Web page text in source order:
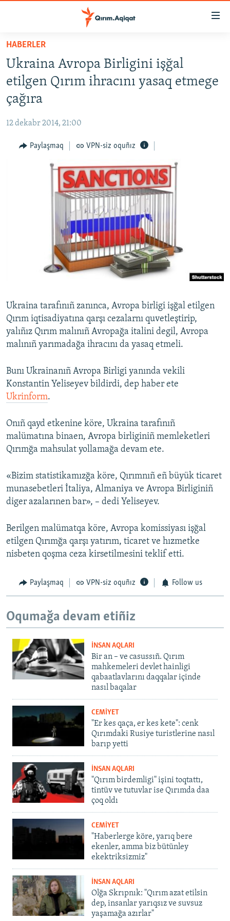
Esas
qaytmaq
Baş
navigatsiyağa
qaytmaq
Qıdıruvğa
HABERLER
SİYASET
İQTİSADİYAT
MEDENİYET
İNSAN AQLARI
Українською
RFE/RS bütün saytları
HABERLER
Ukraina Avropa Birligini işğal
etilgen Qırım ihracını yasaq etmege
çağıra
12 dekabr 2014, 21:00
Paylaşmaq VPN-siz oquñız
Ukraina tarafınıñ zanınca, Avropa birligi işğal etilgen
Qırım iqtisadiyatına qarşı cezalarnı quvetleştirip,
yalıñız Qırım malınıñ Avropağa italini degil, Avropa
malınıñ yarımadağa ihracını da yasaq etmeli.
Bunı Ukrainanıñ Avropa Birligi yanında vekili
Konstantin Yeliseyev bildirdi, dep haber ete
Ukrinform.
Onıñ qayd etkenine köre, Ukraina tarafınıñ
malümatına binaen, Avropa birliginiñ memleketleri
Qırımğa mahsulat yollamağa devam ete.
«Bizim statistikamızğa köre, Qırımnıñ eñ büyük ticaret
munasebetleri İtaliya, Almaniya ve Avropa Birliginiñ
diger azalarınen bar», – dedi Yeliseyev.
Berilgen malümatqa köre, Avropa komissiyası işğal
etilgen Qırımğa qarşı yatırım, ticaret ve hızmetke
nisbeten qoşma ceza kirsetilmesini teklif etti.
Paylaşmaq VPN-siz oquñız Follow us
Oqumağa devam etiñiz
İNSAN AQLARI
Bir an – ve casussıñ. Qırım
mahkemeleri devlet hainligi
qabaatlavlarını daqqalar içinde
nasıl baqalar
CEMİYET
"Er kes qaça, er kes kete": cenk
Qırımdaki Rusiye turistlerine nasıl
barıp yetti
İNSAN AQLARI
"Qırım birdemligi" işini toqtattı,
tintüv ve tutuvlar ise Qırımda daa
çoq oldı
CEMİYET
"Haberlerge köre, yarıq bere
ekenler, amma biz bütünley
ekektriksizmiz"
İNSAN AQLARI
Olğa Skrıpnık: "Qırım azat etilsin
dep, insanlar yarıqsız ve suvsuz
yaşamağa azırlar"